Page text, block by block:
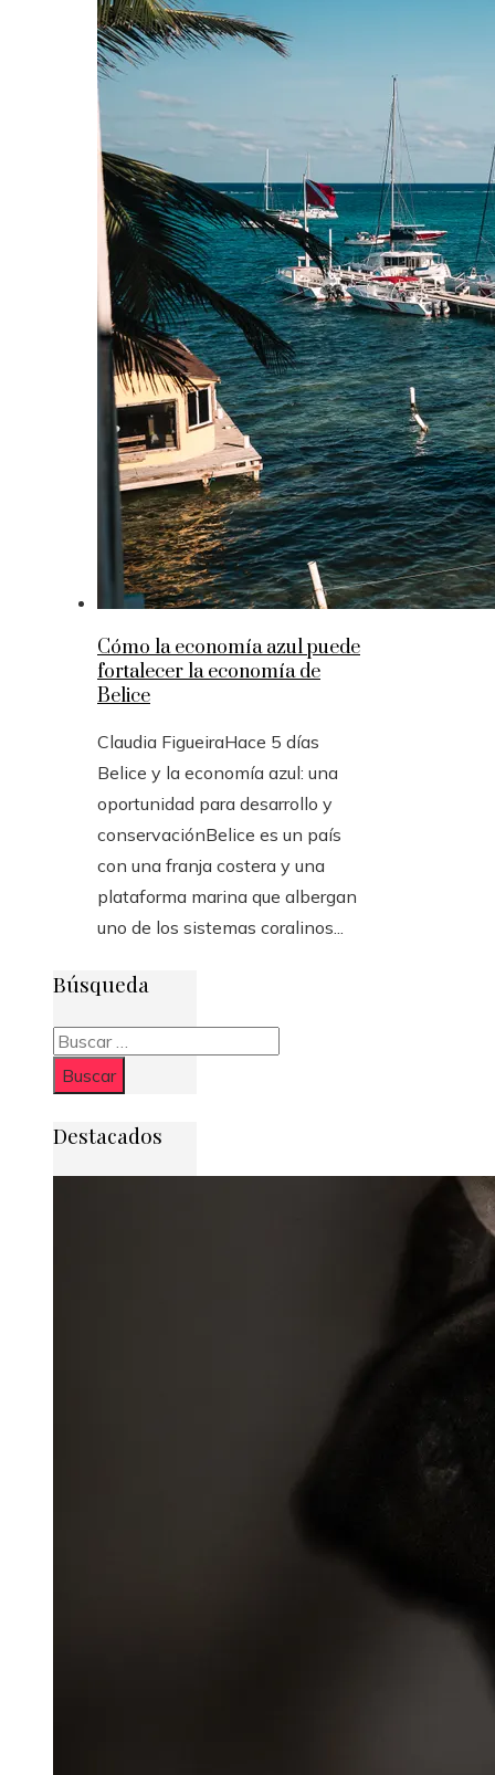
Cómo la economía azul puede
fortalecer la economía de
Belice
Claudia FigueiraHace 5 días
Belice y la economía azul: una
oportunidad para desarrollo y
conservaciónBelice es un país
con una franja costera y una
plataforma marina que albergan
uno de los sistemas coralinos...
Búsqueda
Buscar:
Destacados